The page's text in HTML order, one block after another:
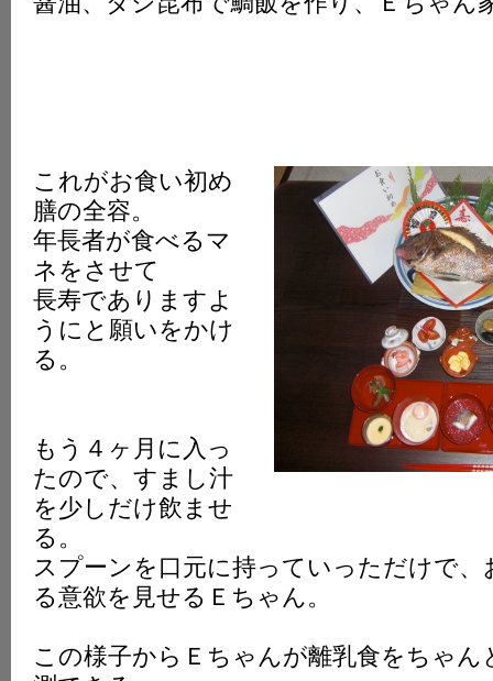
これがお食い初め
膳の全容。
年長者が食べるマ
ネをさせて
長寿でありますよ
うにと願いをかけ
る。
もう４ヶ月に入っ
たので、すまし汁
を少しだけ飲ませ
る。
スプーンを口元に持っていっただけで、
る意欲を見せるＥちゃん。
この様子からＥちゃんが離乳食をちゃん